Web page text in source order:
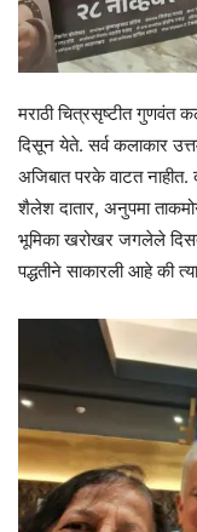
मराठी चित्रसृष्टीत गुणवंत
दिसून येते. सर्व कलाकार
अजिबात परके वाटत नाहीत.
शैलेश दातार, अनुपमा
भूमिका खरोखर जगलेले
पद्धतीने साकारली आहे की